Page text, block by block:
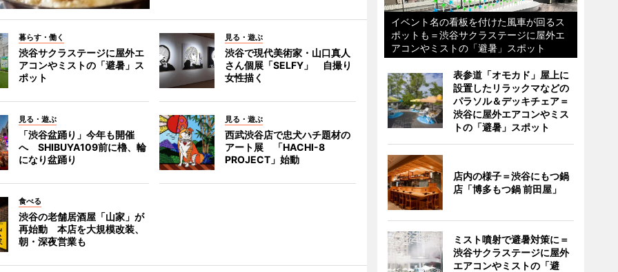
暮らす・働く
渋谷サクラステージに屋外エ
アコンやミストの「避暑」ス
ポット
見る・遊ぶ
渋谷で現代美術家・山口真人
さん個展「SELFY」 自撮り
女性描く
見る・遊ぶ
「渋谷盆踊り」今年も開催
へ SHIBUYA109前に櫓、輪
になり盆踊り
見る・遊ぶ
西武渋谷店で忠犬ハチ題材の
アート展 「HACHI-8
PROJECT」始動
食べる
渋谷の老舗居酒屋「山家」が
再始動 本店を大規模改装、
朝・深夜営業も
イベント名の看板を付けた風車が回るス
ポットも＝渋谷サクラステージに屋外エ
アコンやミストの「避暑」スポット
表参道「オモカド」屋上に
設置したリラックマなどの
パラソル＆デッキチェア＝
渋谷に屋外エアコンやミス
トの「避暑」スポット
店内の様子＝渋谷にもつ鍋
店「博多もつ鍋 前田屋」
ミスト噴射で避暑対策に＝
渋谷サクラステージに屋外
エアコンやミストの「避